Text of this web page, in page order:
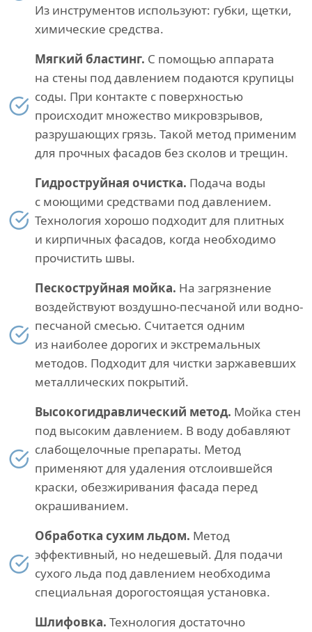
Из инструментов используют: губки, щетки,
химические средства.
Мягкий бластинг. С помощью аппарата
на стены под давлением подаются крупицы
соды. При контакте с поверхностью
происходит множество микровзрывов,
разрушающих грязь. Такой метод применим
для прочных фасадов без сколов и трещин.
Гидроструйная очистка. Подача воды
с моющими средствами под давлением.
Технология хорошо подходит для плитных
и кирпичных фасадов, когда необходимо
прочистить швы.
Пескоструйная мойка. На загрязнение
воздействуют воздушно-песчаной или водно-
песчаной смесью. Считается одним
из наиболее дорогих и экстремальных
методов. Подходит для чистки заржавевших
металлических покрытий.
Высокогидравлический метод. Мойка стен
под высоким давлением. В воду добавляют
слабощелочные препараты. Метод
применяют для удаления отслоившейся
краски, обезжиривания фасада перед
окрашиванием.
Обработка сухим льдом. Метод
эффективный, но недешевый. Для подачи
сухого льда под давлением необходима
специальная дорогостоящая установка.
Шлифовка. Технология достаточно